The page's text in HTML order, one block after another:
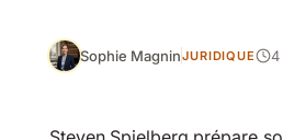
Sophie MagninJURIDIQUE 4